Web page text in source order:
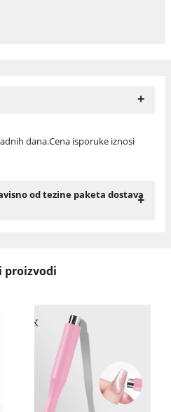
+
dana.Cena isporuke iznosi
od tezine paketa dostava
+
proizvodi